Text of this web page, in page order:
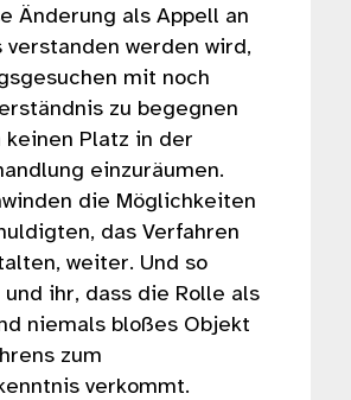
Änderung als Appell an
verstanden werden wird,
mit noch
zu begegnen
keinen Platz in der
einzuräumen.
die Möglichkeiten
das Verfahren
weiter. Und so
ihr, dass die Rolle als
niemals bloßes Objekt
zum
verkommt.